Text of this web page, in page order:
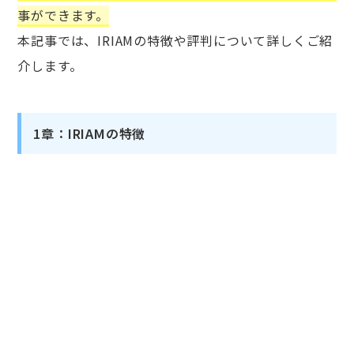
事ができます。
本記事では、IRIAMの特徴や評判について詳しくご紹
介します。
1章：IRIAMの特徴